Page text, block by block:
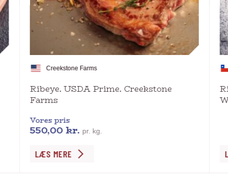
Creekstone Farms
Ribeye. USDA Prime. Creekstone
Farms
Vores pris
550,00kr. pr. kg.
Dette
LÆS MERE